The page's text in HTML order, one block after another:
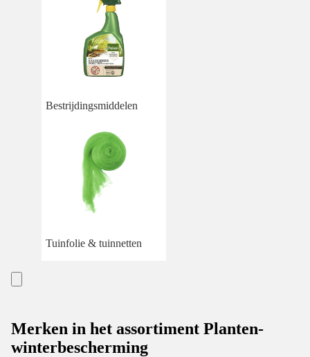
Bestrijdingsmiddelen
Tuinfolie & tuinnetten
Merken in het assortiment Planten-
winterbescherming